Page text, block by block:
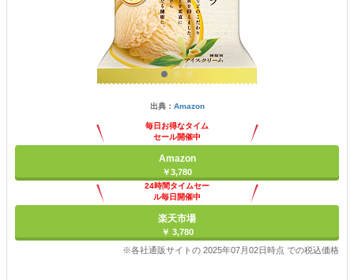
出典： Amazon
毎日お得なタイム
セール開催中
Amazon
￥3,780
24時間タイムセー
ル毎日開催中
楽天市場
￥ 3,780
※各社通販サイトの 2025年07月02日時点 での税込価格